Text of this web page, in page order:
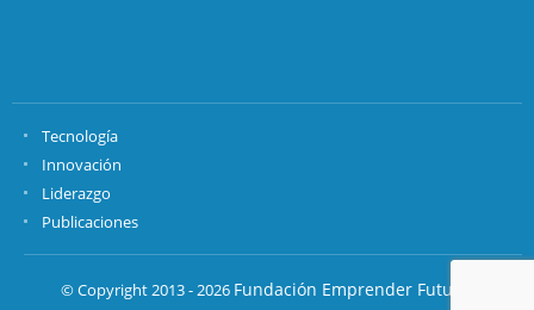
Tecnología
Innovación
Liderazgo
Publicaciones
© Copyright 2013 - 2026 Fundación Emprender Futuro.